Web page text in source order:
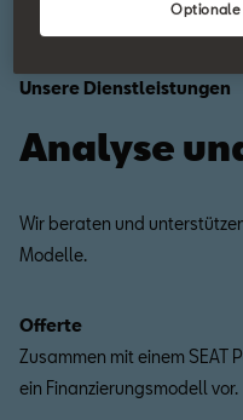
Unsere Dienstleistungen
Analyse
Wir beraten und
Modelle.
Offerte
Zusammen mit einem SEAT
ein Finanzierungsmodell vor.
Optionale